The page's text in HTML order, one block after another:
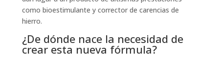
como bioestimulante y corrector de carencias de
hierro.
¿De dónde nace la necesidad de
crear esta nueva fórmula?